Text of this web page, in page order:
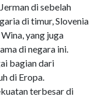
di sebelah
di timur, Slovenia
yang juga
di negara ini.
bagian dari
di Eropa.
terbesar di